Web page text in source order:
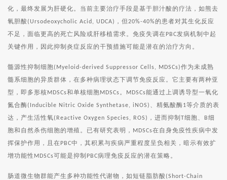
化，最终发展为肝硬化。当前主要治疗手段是基于胆汁酸的疗法，如熊去
氧胆酸 (Ursodeoxycholic Acid, UDCA) ，但20%-40%的患者对其生化反应
不足，面临更高的死亡风险或肝移植需求。免疫失调在 PBC发病机制中起
关键作用，因此抑制炎症反应的干预措施可能是潜在的治疗方向。
髓源性抑制细胞(Myeloid-derived Suppressor Cells, MDSCs)作为未成熟
髓系细胞的异质群体，在多种病理状态下调节免疫反应。它主要有两种亚
型，即多形核 MDSCs和单核细胞 MDSCs。 MDSCs能通过上调诱导型一氧化
氮合酶(Inducible Nitric Oxide Synthetase, iNOS) 、精氨酸酶1等介质的表
达，产生活性氧(Reactive Oxygen Species, ROS) ，进而抑制 T细胞、 B细
胞和自然杀伤细胞的增殖。已有研究表明，
MDSCs在自身免疫性疾病中发
挥保护作用，且在 PBC中，其积累与疾病严重程度呈负相关，暗示有效扩
增功能性 MDSCs可能是抑制 PBC病理免疫反应的潜在策略。
肠道微生物群能产生多种功能性代谢物，如短链脂肪酸 (Short-Chain